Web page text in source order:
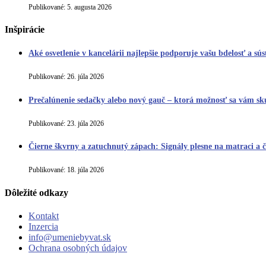
Publikované: 5. augusta 2026
Inšpirácie
Aké osvetlenie v kancelárii najlepšie podporuje vašu bdelosť a
Publikované: 26. júla 2026
Prečalúnenie sedačky alebo nový gauč – ktorá možnosť sa vám
Publikované: 23. júla 2026
Čierne škvrny a zatuchnutý zápach: Signály plesne na matraci a
Publikované: 18. júla 2026
Dôležité odkazy
Kontakt
Inzercia
info@umeniebyvat.sk
Ochrana osobných údajov